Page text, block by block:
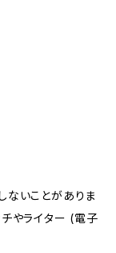
ないことがありま
やライター (電子